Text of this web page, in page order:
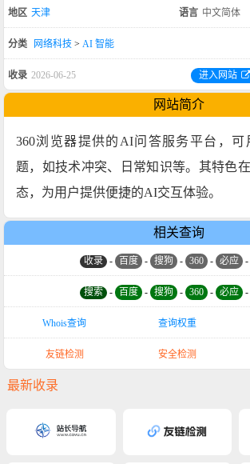
地区 天津 语言 中文简体
分类 网络科技 > AI 智能
收录 2026-06-25 进入网站
网站简介
360浏览器提供的AI问答服务平台，可
题，如技术冲突、日常知识等。其特色
态，为用户提供便捷的AI交互体验。
相关查询
收录 - 百度 - 搜狗 - 360 - 必应 -
搜索 - 百度 - 搜狗 - 360 - 必应 -
Whois查询 查询权重
友链检测 安全检测
最新收录